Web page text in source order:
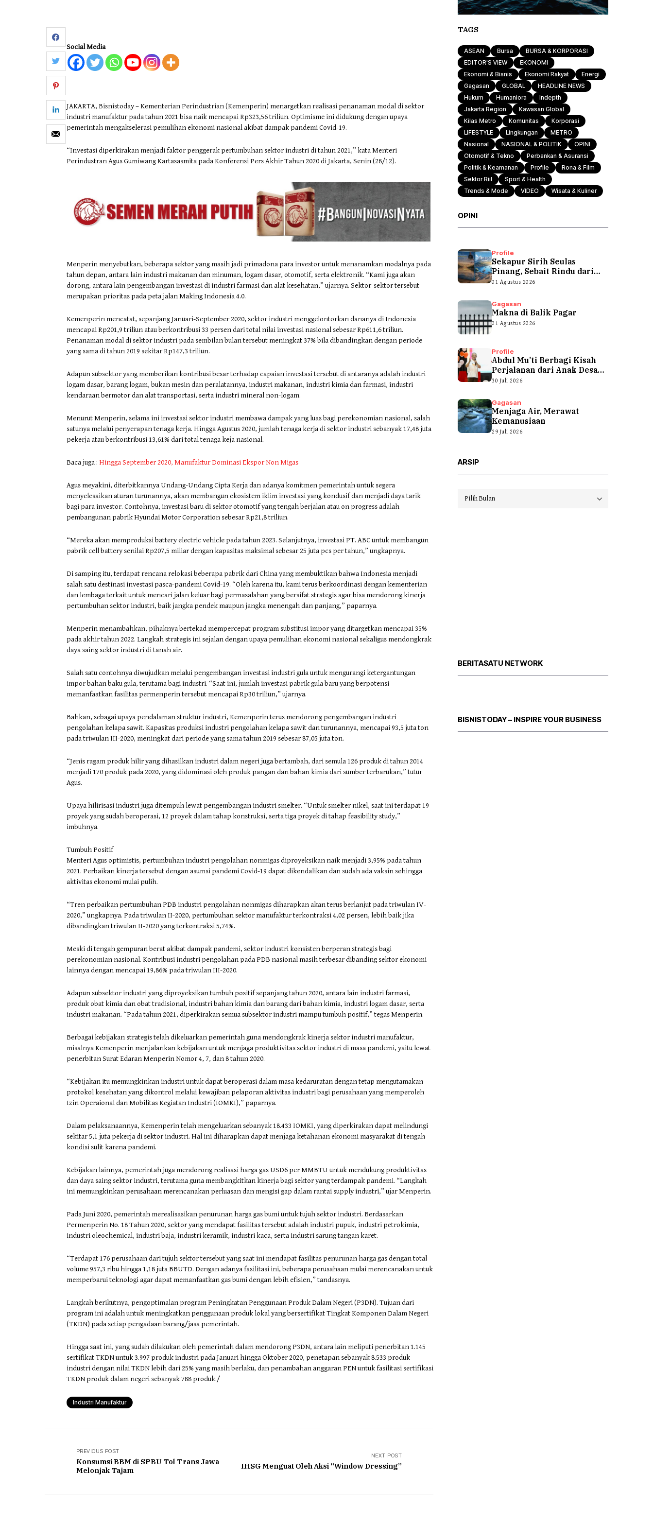
Social Media
JAKARTA, Bisnistoday – Kementerian Perindustrian (Kemenperin) menargetkan realisasi penanaman modal di sektor
industri manufaktur pada tahun 2021 bisa naik mencapai Rp323,56 triliun. Optimisme ini didukung dengan upaya
pemerintah mengakselerasi pemulihan ekonomi nasional akibat dampak pandemi Covid-19.
“Investasi diperkirakan menjadi faktor penggerak pertumbuhan sektor industri di tahun 2021,” kata Menteri
Perindustran Agus Gumiwang Kartasasmita pada Konferensi Pers Akhir Tahun 2020 di Jakarta, Senin (28/12).
Menperin menyebutkan, beberapa sektor yang masih jadi primadona para investor untuk menanamkan modalnya pada
tahun depan, antara lain industri makanan dan minuman, logam dasar, otomotif, serta elektronik. “Kami juga akan
dorong, antara lain pengembangan investasi di industri farmasi dan alat kesehatan,” ujarnya. Sektor-sektor tersebut
merupakan prioritas pada peta jalan Making Indonesia 4.0.
Kemenperin mencatat, sepanjang Januari-September 2020, sektor industri menggelontorkan dananya di Indonesia
mencapai Rp201,9 triliun atau berkontribusi 33 persen dari total nilai investasi nasional sebesar Rp611,6 triliun.
Penanaman modal di sektor industri pada sembilan bulan tersebut meningkat 37% bila dibandingkan dengan periode
yang sama di tahun 2019 sekitar Rp147,3 triliun.
Adapun subsektor yang memberikan kontribusi besar terhadap capaian investasi tersebut di antaranya adalah industri
logam dasar, barang logam, bukan mesin dan peralatannya, industri makanan, industri kimia dan farmasi, industri
kendaraan bermotor dan alat transportasi, serta industri mineral non-logam.
Menurut Menperin, selama ini investasi sektor industri membawa dampak yang luas bagi perekonomian nasional, salah
satunya melalui penyerapan tenaga kerja. Hingga Agustus 2020, jumlah tenaga kerja di sektor industri sebanyak 17,48 juta
pekerja atau berkontribusi 13,61% dari total tenaga keja nasional.
Baca juga : Hingga September 2020, Manufaktur Dominasi Ekspor Non Migas
Agus meyakini, diterbitkannya Undang-Undang Cipta Kerja dan adanya komitmen pemerintah untuk segera
menyelesaikan aturan turunannya, akan membangun ekosistem iklim investasi yang kondusif dan menjadi daya tarik
bagi para investor. Contohnya, investasi baru di sektor otomotif yang tengah berjalan atau on progress adalah
pembangunan pabrik Hyundai Motor Corporation sebesar Rp21,8 triliun.
“Mereka akan memproduksi battery electric vehicle pada tahun 2023. Selanjutnya, investasi PT. ABC untuk membangun
pabrik cell battery senilai Rp207,5 miliar dengan kapasitas maksimal sebesar 25 juta pcs per tahun,” ungkapnya.
Di samping itu, terdapat rencana relokasi beberapa pabrik dari China yang membuktikan bahwa Indonesia menjadi
salah satu destinasi investasi pasca-pandemi Covid-19. “Oleh karena itu, kami terus berkoordinasi dengan kementerian
dan lembaga terkait untuk mencari jalan keluar bagi permasalahan yang bersifat strategis agar bisa mendorong kinerja
pertumbuhan sektor industri, baik jangka pendek maupun jangka menengah dan panjang,” paparnya.
Menperin menambahkan, pihaknya bertekad mempercepat program substitusi impor yang ditargetkan mencapai 35%
pada akhir tahun 2022. Langkah strategis ini sejalan dengan upaya pemulihan ekonomi nasional sekaligus mendongkrak
daya saing sektor industri di tanah air.
Salah satu contohnya diwujudkan melalui pengembangan investasi industri gula untuk mengurangi ketergantungan
impor bahan baku gula, terutama bagi industri. “Saat ini, jumlah investasi pabrik gula baru yang berpotensi
memanfaatkan fasilitas permenperin tersebut mencapai Rp30 triliun,” ujarnya.
Bahkan, sebagai upaya pendalaman struktur industri, Kemenperin terus mendorong pengembangan industri
pengolahan kelapa sawit. Kapasitas produksi industri pengolahan kelapa sawit dan turunannya, mencapai 93,5 juta ton
pada triwulan III-2020, meningkat dari periode yang sama tahun 2019 sebesar 87,05 juta ton.
“Jenis ragam produk hilir yang dihasilkan industri dalam negeri juga bertambah, dari semula 126 produk di tahun 2014
menjadi 170 produk pada 2020, yang didominasi oleh produk pangan dan bahan kimia dari sumber terbarukan,” tutur
Agus.
Upaya hilirisasi industri juga ditempuh lewat pengembangan industri smelter. “Untuk smelter nikel, saat ini terdapat 19
proyek yang sudah beroperasi, 12 proyek dalam tahap konstruksi, serta tiga proyek di tahap feasibility study,”
imbuhnya.
Tumbuh Positif
Menteri Agus optimistis, pertumbuhan industri pengolahan nonmigas diproyeksikan naik menjadi 3,95% pada tahun
2021. Perbaikan kinerja tersebut dengan asumsi pandemi Covid-19 dapat dikendalikan dan sudah ada vaksin sehingga
aktivitas ekonomi mulai pulih.
“Tren perbaikan pertumbuhan PDB industri pengolahan nonmigas diharapkan akan terus berlanjut pada triwulan IV-
2020,” ungkapnya. Pada triwulan II-2020, pertumbuhan sektor manufaktur terkontraksi 4,02 persen, lebih baik jika
dibandingkan triwulan II-2020 yang terkontraksi 5,74%.
Meski di tengah gempuran berat akibat dampak pandemi, sektor industri konsisten berperan strategis bagi
perekonomian nasional. Kontribusi industri pengolahan pada PDB nasional masih terbesar dibanding sektor ekonomi
lainnya dengan mencapai 19,86% pada triwulan III-2020.
Adapun subsektor industri yang diproyeksikan tumbuh positif sepanjang tahun 2020, antara lain industri farmasi,
produk obat kimia dan obat tradisional, industri bahan kimia dan barang dari bahan kimia, industri logam dasar, serta
industri makanan. “Pada tahun 2021, diperkirakan semua subsektor industri mampu tumbuh positif,” tegas Menperin.
Berbagai kebijakan strategis telah dikeluarkan pemerintah guna mendongkrak kinerja sektor industri manufaktur,
misalnya Kemenperin menjalankan kebijakan untuk menjaga produktivitas sektor industri di masa pandemi, yaitu lewat
penerbitan Surat Edaran Menperin Nomor 4, 7, dan 8 tahun 2020.
“Kebijakan itu memungkinkan industri untuk dapat beroperasi dalam masa kedaruratan dengan tetap mengutamakan
protokol kesehatan yang dikontrol melalui kewajiban pelaporan aktivitas industri bagi perusahaan yang memperoleh
Izin Operaional dan Mobilitas Kegiatan Industri (IOMKI),” paparnya.
Dalam pelaksanaannya, Kemenperin telah mengeluarkan sebanyak 18.433 IOMKI, yang diperkirakan dapat melindungi
sekitar 5,1 juta pekerja di sektor industri. Hal ini diharapkan dapat menjaga ketahanan ekonomi masyarakat di tengah
kondisi sulit karena pandemi.
Kebijakan lainnya, pemerintah juga mendorong realisasi harga gas USD6 per MMBTU untuk mendukung produktivitas
dan daya saing sektor industri, terutama guna membangkitkan kinerja bagi sektor yang terdampak pandemi. “Langkah
ini memungkinkan perusahaan merencanakan perluasan dan mengisi gap dalam rantai supply industri,” ujar Menperin.
Pada Juni 2020, pemerintah merealisasikan penurunan harga gas bumi untuk tujuh sektor industri. Berdasarkan
Permenperin No. 18 Tahun 2020, sektor yang mendapat fasilitas tersebut adalah industri pupuk, industri petrokimia,
industri oleochemical, industri baja, industri keramik, industri kaca, serta industri sarung tangan karet.
“Terdapat 176 perusahaan dari tujuh sektor tersebut yang saat ini mendapat fasilitas penurunan harga gas dengan total
volume 957,3 ribu hingga 1,18 juta BBUTD. Dengan adanya fasilitasi ini, beberapa perusahaan mulai merencanakan untuk
memperbarui teknologi agar dapat memanfaatkan gas bumi dengan lebih efisien,” tandasnya.
Langkah berikutnya, pengoptimalan program Peningkatan Penggunaan Produk Dalam Negeri (P3DN). Tujuan dari
program ini adalah untuk meningkatkan penggunaan produk lokal yang bersertifikat Tingkat Komponen Dalam Negeri
(TKDN) pada setiap pengadaan barang/jasa pemerintah.
Hingga saat ini, yang sudah dilakukan oleh pemerintah dalam mendorong P3DN, antara lain meliputi penerbitan 1.145
sertifikat TKDN untuk 3.997 produk industri pada Januari hingga Oktober 2020, penetapan sebanyak 8.533 produk
industri dengan nilai TKDN lebih dari 25% yang masih berlaku, dan penambahan anggaran PEN untuk fasilitasi sertifikasi
TKDN produk dalam negeri sebanyak 788 produk./
Industri Manufaktur
PREVIOUS POST
Konsumsi BBM di SPBU Tol Trans Jawa
Melonjak Tajam
NEXT POST
IHSG Menguat Oleh Aksi “Window Dressing”
TAGS
ASEAN Bursa
BURSA & KORPORASI
EDITOR'S VIEW
EKONOMI
Ekonomi & Bisnis
Ekonomi Rakyat
Energi
Gagasan
GLOBAL
HEADLINE NEWS
Hukum
Humaniora
Indepth
Jakarta Region
Kawasan Global
Kilas Metro
Komunitas
Korporasi
LIFESTYLE
Lingkungan
METRO
Nasional
NASIONAL & POLITIK
OPINI
Otomotif & Tekno
Perbankan & Asuransi
Politik & Keamanan
Profile
Rona & Film
Sektor Riil
Sport & Health
Trends & Mode
VIDEO Wisata & Kuliner
OPINI
Profile
Sekapur Sirih Seulas
Pinang, Sebait Rindu dari
Tepian Teluk
01 Agustus 2026
Gagasan
Makna di Balik Pagar
01 Agustus 2026
Profile
Abdul Mu’ti Berbagi Kisah
Perjalanan dari Anak Desa
hingga...
30 Juli 2026
Gagasan
Menjaga Air, Merawat
Kemanusiaan
29 Juli 2026
ARSIP
Arsip
BERITASATU NETWORK
BISNISTODAY – INSPIRE YOUR BUSINESS